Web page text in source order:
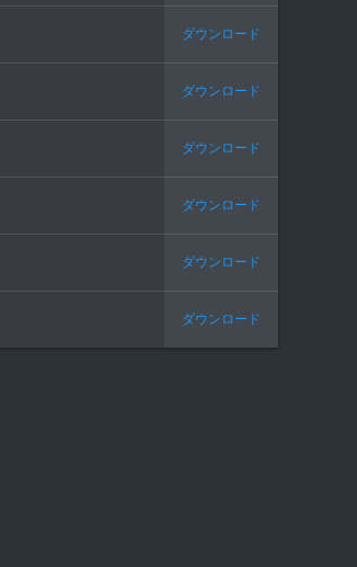
ダウンロード
ダウンロード
ダウンロード
ダウンロード
ダウンロード
ダウンロード